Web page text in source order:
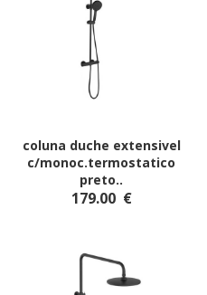
coluna duche extensivel
c/monoc.termostatico
preto..
179.00 €